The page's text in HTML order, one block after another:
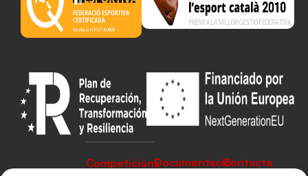
CompeticionsDocumentacioContacte